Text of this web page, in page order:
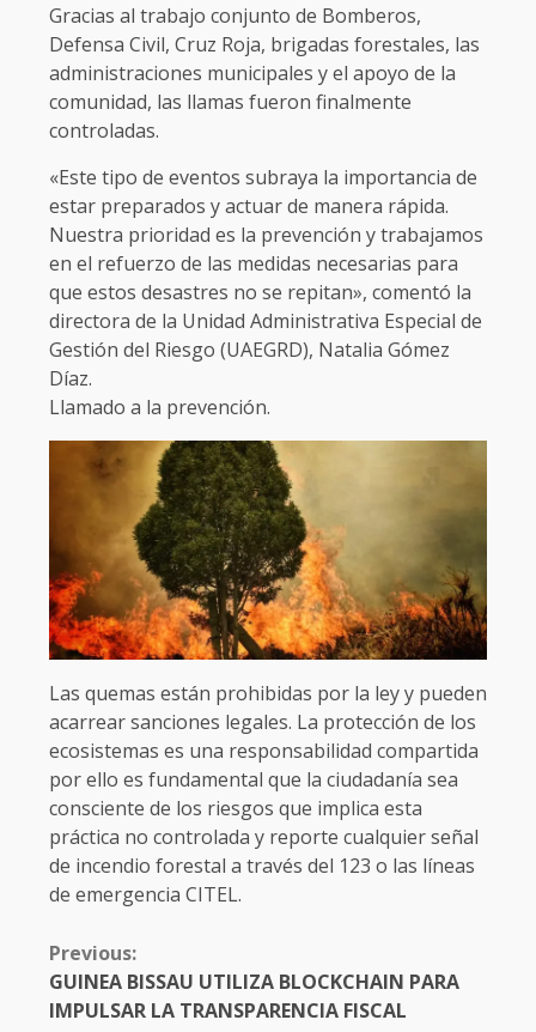
Gracias al trabajo conjunto de Bomberos,
Defensa Civil, Cruz Roja, brigadas forestales, las
administraciones municipales y el apoyo de la
comunidad, las llamas fueron finalmente
controladas.
«Este tipo de eventos subraya la importancia de
estar preparados y actuar de manera rápida.
Nuestra prioridad es la prevención y trabajamos
en el refuerzo de las medidas necesarias para
que estos desastres no se repitan», comentó la
directora de la Unidad Administrativa Especial de
Gestión del Riesgo (UAEGRD), Natalia Gómez
Díaz.
Llamado a la prevención.
Las quemas están prohibidas por la ley y pueden
acarrear sanciones legales. La protección de los
ecosistemas es una responsabilidad compartida
por ello es fundamental que la ciudadanía sea
consciente de los riesgos que implica esta
práctica no controlada y reporte cualquier señal
de incendio forestal a través del 123 o las líneas
de emergencia CITEL.
CONTINUE
READING
Previous:
GUINEA BISSAU UTILIZA BLOCKCHAIN PARA
IMPULSAR LA TRANSPARENCIA FISCAL